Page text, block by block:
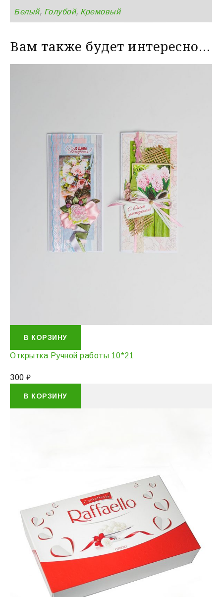
Белый, Голубой, Кремовый
Вам также будет интересно…
В КОРЗИНУ
Открытка Ручной работы 10*21
300 ₽
В КОРЗИНУ